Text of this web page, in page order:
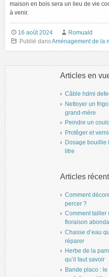
maison en bois sera un lieu de vie
à venir.
16 août 2024
Romuald
Publié dansAménagement de la
Articles en
Câble hdmi
Nettoyer un
grand-mère
Peindre un
Protêger et
Dosage bouillie
litre
Articles
Comment
percer ?
Comment tailler
floraison
Chasse d’eau
réparer
Herbe de la
qu’il faut savoir
Bande placo : le